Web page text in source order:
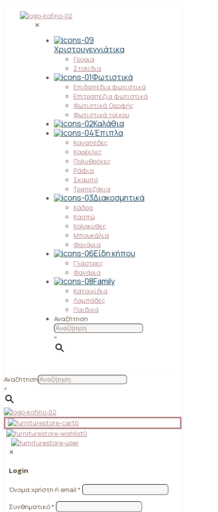
✕
Χριστουγεννιάτικα
Γούρια
Στολίδια
Φωτιστικά
Επιδαπέδια φωτιστικά
Επιτραπέζια φωτιστικά
Φωτιστικά Οροφής
Φωτιστικά τοίχου
Καλάθια
Έπιπλα
Καναπέδες
Καρέκλες
Πολυθρόνες
Ράφια
Σκαμπό
Τραπεζάκια
Διακοσμητικά
Κάδρα
Κασπώ
Κολοκύθες
Μπουκάλια
Φανάρια
Είδη κήπου
Γλάστρες
Φανάρια
Family
Κατοικίδια
Λαμπάδες
Παιδικά
Αναζήτηση
×
Αναζήτηση
×
0
0
✕
Login
Όνομα χρήστη ή email *
Συνθηματικό*